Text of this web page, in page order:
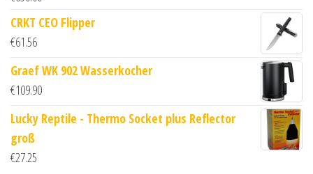
CRKT CEO Flipper
€61.56
Graef WK 902 Wasserkocher
€109.90
Lucky Reptile - Thermo Socket plus Reflector
groß
€27.25